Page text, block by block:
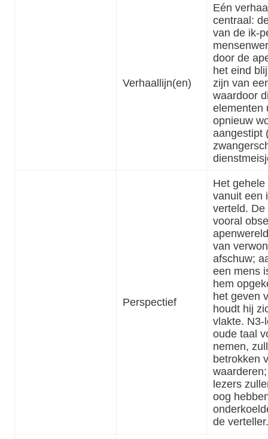
Verhaallijn(en)
Eén
centraal:
van de ik-
door de
het eind
zijn van
waardoor
elementen
opnieuw
aangestipt
Perspectief
Het
vanuit een
verteld.
vooral
van
afschuw;
een mens
hem
het geven
houdt hij
vlakte. N3-
oude taal
nemen,
betrokken
lezers
oog
de